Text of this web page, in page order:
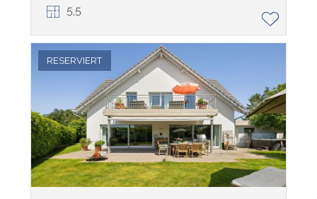
5.5
RESERVIERT